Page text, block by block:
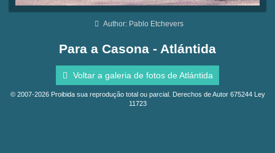
Author: Pablo Etchevers
Para a Casona - Atlántida
Voltar a galeria de fotos de Atlántida
© 2007-2026 Proibida sua reprodução total ou parcial. Derechos de Autor 675244 Ley
11723